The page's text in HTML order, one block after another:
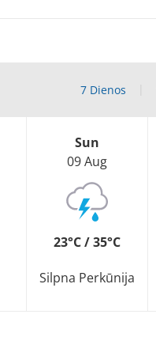
7 Dienos
Sun
09 Aug
23°C / 35°C
Silpna Perkūnija